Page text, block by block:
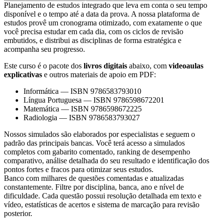
Planejamento de estudos integrado que leva em conta o seu tempo
disponível e o tempo até a data da prova. A nossa plataforma de
estudos provê um cronograma otimizado, com exatamente o que
você precisa estudar em cada dia, com os ciclos de revisão
embutidos, e distribui as disciplinas de forma estratégica e
acompanha seu progresso.
Este curso é o pacote dos livros digitais abaixo, com videoaulas
explicativas e outros materiais de apoio em PDF:
Informática — ISBN 9786583793010
Língua Portuguesa — ISBN 9786598672201
Matemática — ISBN 9786598672225
Radiologia — ISBN 9786583793027
Nossos simulados são elaborados por especialistas e seguem o
padrão das principais bancas. Você terá acesso a simulados
completos com gabarito comentado, ranking de desempenho
comparativo, análise detalhada do seu resultado e identificação dos
pontos fortes e fracos para otimizar seus estudos.
Banco com milhares de questões comentadas e atualizadas
constantemente. Filtre por disciplina, banca, ano e nível de
dificuldade. Cada questão possui resolução detalhada em texto e
vídeo, estatísticas de acertos e sistema de marcação para revisão
posterior.